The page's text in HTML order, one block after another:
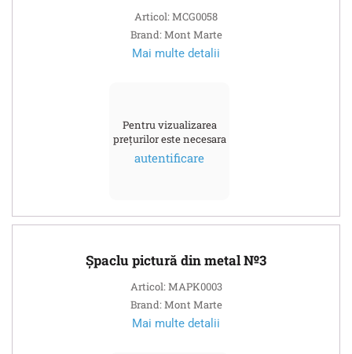
Articol: MCG0058
Brand: Mont Marte
Mai multe detalii
Pentru vizualizarea
prețurilor este necesara
autentificare
Șpaclu pictură din metal №3
Articol: MAPK0003
Brand: Mont Marte
Mai multe detalii